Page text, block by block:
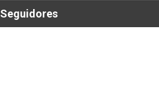
Seguidores